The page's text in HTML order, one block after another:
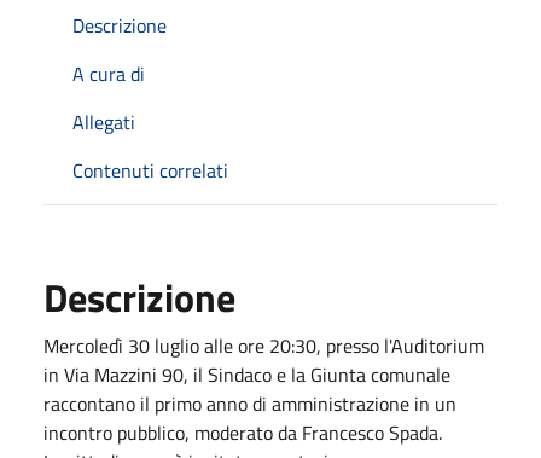
Descrizione
A cura di
Allegati
Contenuti correlati
Descrizione
Mercoledì 30 luglio alle ore 20:30, presso l'Auditorium
in Via Mazzini 90, il Sindaco e la Giunta comunale
raccontano il primo anno di amministrazione in un
incontro pubblico, moderato da Francesco Spada.